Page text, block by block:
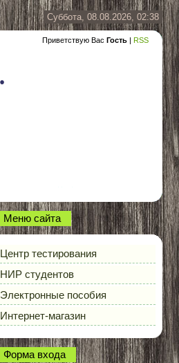
Суббота, 08.08.2026, 02:38
Приветствую Вас Гость | RSS
Меню сайта
Центр тестирования
НИР студентов
Электронные пособия
Интернет-магазин
Форма входа